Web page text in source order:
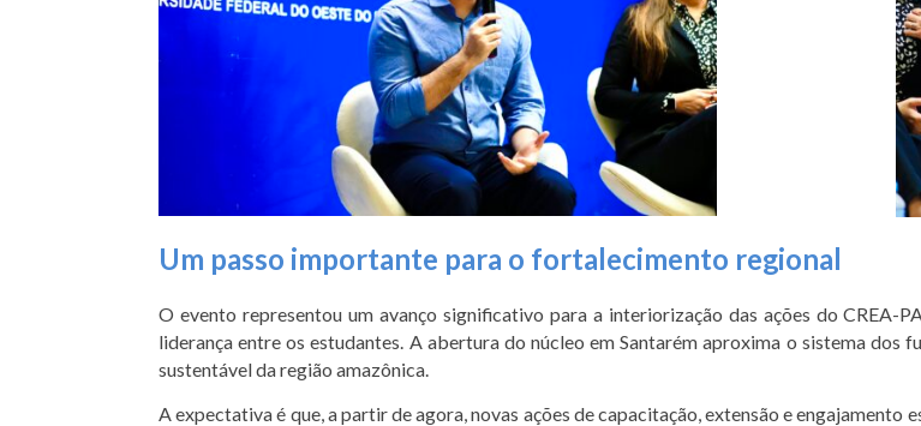
Um passo importante para o fortalecimento regional
O evento representou um avanço significativo para a interiorização das ações do CREA-
liderança entre os estudantes. A abertura do núcleo em Santarém aproxima o sistema
sustentável da região amazônica.
A expectativa é que, a partir de agora, novas ações de capacitação, extensão e